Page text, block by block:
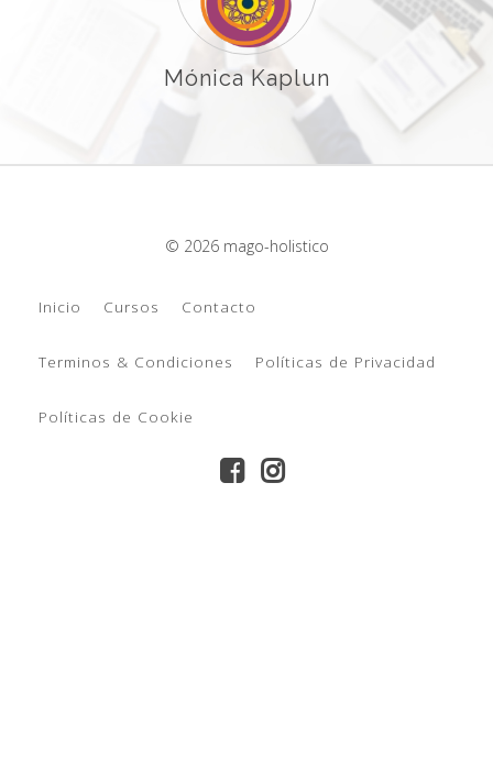
Mónica Kaplun
© 2026 mago-holistico
Inicio Cursos Contacto
Terminos & Condiciones Políticas de Privacidad
Políticas de Cookie